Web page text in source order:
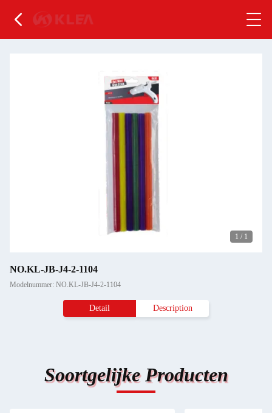
1 / 1
NO.KL-JB-J4-2-1104
Modelnummer: NO.KL-JB-J4-2-1104
Detail Description
Soortgelijke Producten